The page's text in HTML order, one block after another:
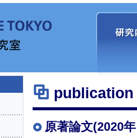
publication
原著論文(2020